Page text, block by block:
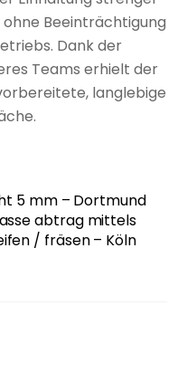
Beeinträchtigung
Dank der
Teams erhielt der
langlebige
5 mm – Dortmund
abtrag mittels
/ fräsen – Köln